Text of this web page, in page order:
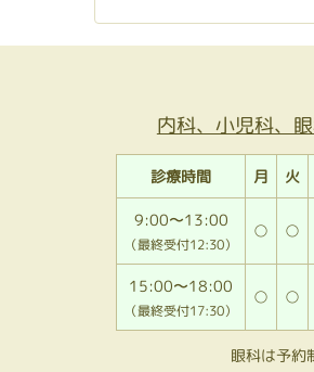
内科、小児科、
診療時間 月 火
9:00〜13:00
（最終受付12:30）
○ ○
15:00〜18:00
（最終受付17:30）
○ ○
眼科は予約